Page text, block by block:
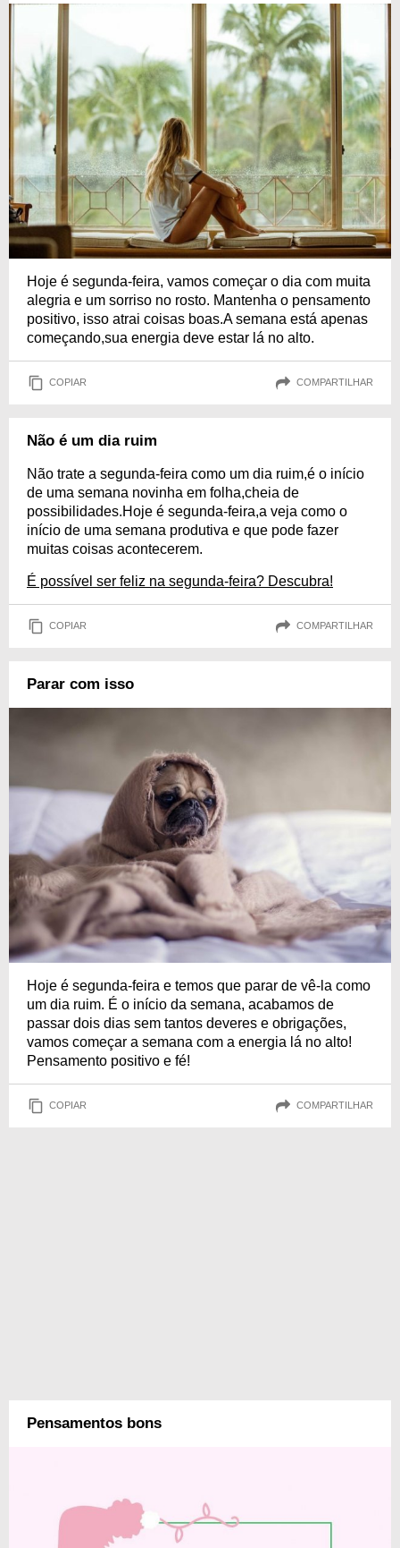
Hoje é segunda-feira, vamos começar o dia com muita
alegria e um sorriso no rosto. Mantenha o pensamento
positivo, isso atrai coisas boas.A semana está apenas
começando,sua energia deve estar lá no alto.
COPIAR COMPARTILHAR
Não é um dia ruim
Não trate a segunda-feira como um dia ruim,é o início
de uma semana novinha em folha,cheia de
possibilidades.Hoje é segunda-feira,a veja como o
início de uma semana produtiva e que pode fazer
muitas coisas acontecerem.
É possível ser feliz na segunda-feira? Descubra!
COPIAR COMPARTILHAR
Parar com isso
Hoje é segunda-feira e temos que parar de vê-la como
um dia ruim. É o início da semana, acabamos de
passar dois dias sem tantos deveres e obrigações,
vamos começar a semana com a energia lá no alto!
Pensamento positivo e fé!
COPIAR COMPARTILHAR
Pensamentos bons